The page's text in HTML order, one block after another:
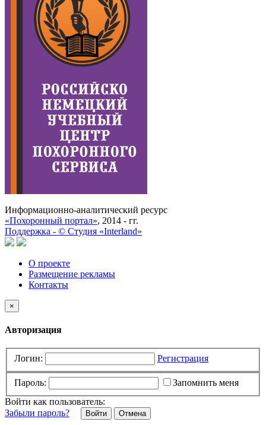
Информационно-аналитический ресурс
«Похоронный портал», 2014 - гг.
Поддержка - © Cтудия «Interland»
О проекте
Размещение рекламы
Контакты
×
Авторизация
Логин: Регистрация
Пароль:
Запомнить меня
Войти как пользователь:
Забыли пароль?
Отмена